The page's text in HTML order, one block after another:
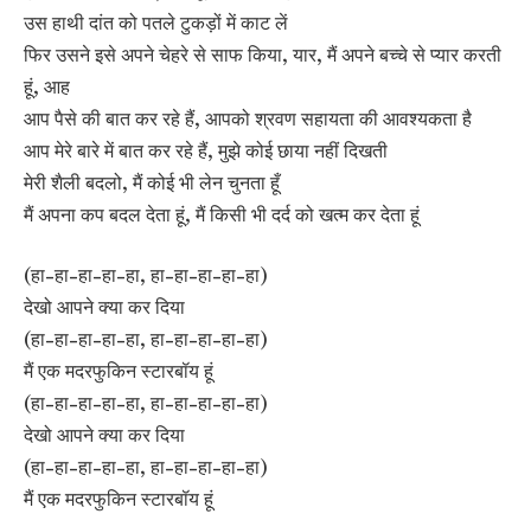
उस हाथी दांत को पतले टुकड़ों में काट लें
फिर उसने इसे अपने चेहरे से साफ किया, यार, मैं अपने बच्चे से प्यार करती
हूं, आह
आप पैसे की बात कर रहे हैं, आपको श्रवण सहायता की आवश्यकता है
आप मेरे बारे में बात कर रहे हैं, मुझे कोई छाया नहीं दिखती
मेरी शैली बदलो, मैं कोई भी लेन चुनता हूँ
मैं अपना कप बदल देता हूं, मैं किसी भी दर्द को खत्म कर देता हूं
(हा-हा-हा-हा-हा, हा-हा-हा-हा-हा)
देखो आपने क्या कर दिया
(हा-हा-हा-हा-हा, हा-हा-हा-हा-हा)
मैं एक मदरफुकिन स्टारबॉय हूं
(हा-हा-हा-हा-हा, हा-हा-हा-हा-हा)
देखो आपने क्या कर दिया
(हा-हा-हा-हा-हा, हा-हा-हा-हा-हा)
मैं एक मदरफुकिन स्टारबॉय हूं